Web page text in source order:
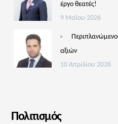
έργο θεατές!
9 Μαΐου 2026
αξιών
10 Απριλίου 2026
Πολιτισμός